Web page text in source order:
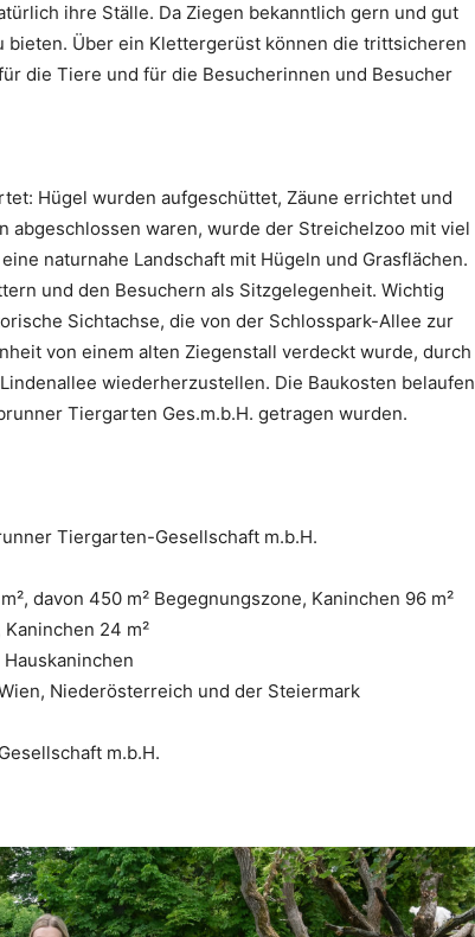
ihre Ställe. Da Ziegen bekanntlich gern und gut
Über ein Klettergerüst können die trittsicheren
die Tiere und für die Besucherinnen und Besucher
Hügel wurden aufgeschüttet, Zäune errichtet und
abgeschlossen waren, wurde der Streichelzoo mit viel
naturnahe Landschaft mit Hügeln und Grasflächen.
und den Besuchern als Sitzgelegenheit. Wichtig
Sichtachse, die von der Schlosspark-Allee zur
von einem alten Ziegenstall verdeckt wurde, durch
wiederherzustellen. Die Baukosten belaufen
Tiergarten Ges.m.b.H. getragen wurden.
Tiergarten-Gesellschaft m.b.H.
davon 450 m² Begegnungszone, Kaninchen 96 m²
24 m²
Wien, Niederösterreich und der Steiermark
m.b.H.